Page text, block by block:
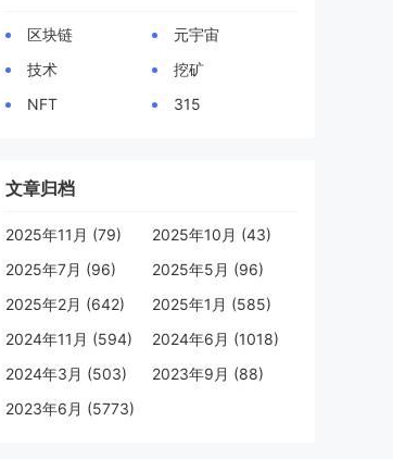
区块链
元宇宙
技术
挖矿
NFT
315
文章归档
2025年11月 (79)
2025年10月 (43)
2025年7月 (96)
2025年5月 (96)
2025年2月 (642)
2025年1月 (585)
2024年11月 (594)
2024年6月 (1018)
2024年3月 (503)
2023年9月 (88)
2023年6月 (5773)